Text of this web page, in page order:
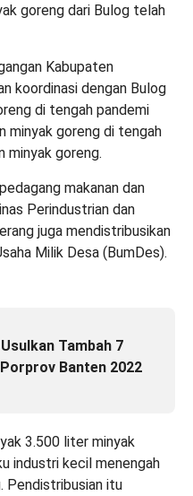
goreng dari Bulog telah
Kabupaten
koordinasi dengan Bulog
di tengah pandemi
minyak goreng di tengah
minyak goreng.
makanan dan
Perindustrian dan
juga mendistribusikan
Milik Desa (BumDes).
Tambah 7
Banten 2022
3.500 liter minyak
industri kecil menengah
Pendistribusian itu